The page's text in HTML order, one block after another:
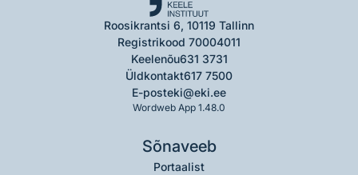
Roosikrantsi 6, 10119 Tallinn
Registrikood 70004011
Keelenõu631 3731
Üldkontakt617 7500
E-posteki@eki.ee
Wordweb App 1.48.0
Sõnaveeb
Portaalist